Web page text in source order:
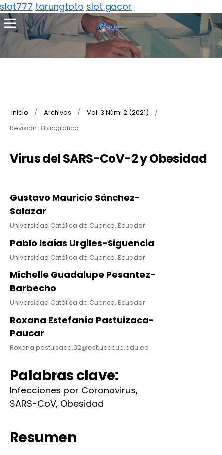
slot777 tarungtoto slot gacor
Inicio / Archivos / Vol. 3 Núm. 2 (2021)
/
Revisión Bibliográfica
Virus del SARS-CoV-2 y Obesidad
Gustavo Mauricio Sánchez-
Salazar
Universidad Católica de Cuenca, Ecuador
Pablo Isaías Urgiles-Siguencia
Universidad Católica de Cuenca, Ecuador
Michelle Guadalupe Pesantez-
Barbecho
Universidad Católica de Cuenca, Ecuador
Roxana Estefanía Pastuizaca-
Paucar
Roxana.pastuisaca.92@est.ucacue.edu.ec
Palabras clave:
Infecciones por Coronavirus,
SARS-CoV, Obesidad
Resumen